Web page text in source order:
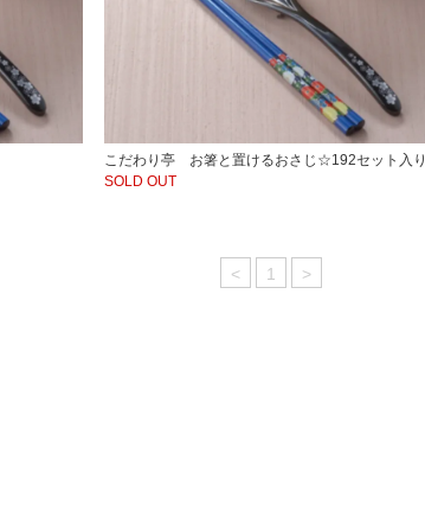
こだわり亭 お箸と置けるおさじ☆192セット入り
SOLD OUT
< 1 >